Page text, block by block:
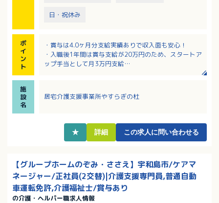
日・祝休み
ポ
イ
ン
ト
・賞与は4.0ヶ月分支給実績ありで収入面も安心！
・入職後1年間は賞与支給が20万円のため、スタートア
ップ手当として月3万円支給
・経験に応じて初任給を決定してもらえます！該当者
には家族、住宅、役職手当あり！
施
設
名
居宅介護支援事業所やすらぎの杜
★ 詳細 この求人に問い合わせる
【グループホームのぞみ・ささえ】宇和島市/ケアマ
ネージャー/正社員(2交替)|介護支援専門員,普通自動
車運転免許,介護福祉士/賞与あり
の介護・ヘルパー職求人情報